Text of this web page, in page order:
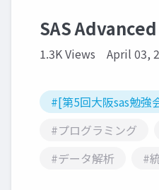
SAS
1.3K Views April 03,
#[第5回大阪sas勉強
#プログラミング
#データ解析
#